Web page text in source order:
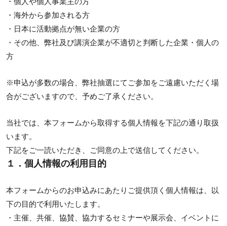
・海外から参加される方
・日本に活動拠点が無い企業の方
・その他、弊社及び講演企業が不適切と判断した企業・個人の
方
※申込が多数の場合、弊社抽選にてご参加をご遠慮いただく場
合がございますので、予めご了承ください。
当社では、本フォームから取得する個人情報を下記の通り取扱
います。
下記をご一読いただき、ご同意の上で送信してください。
１．個人情報の利用目的
本フォームからのお申込みにあたりご提供頂く個人情報は、以
下の目的で利用いたします。
・主催、共催、協賛、協力するセミナーや展示会、イベントに